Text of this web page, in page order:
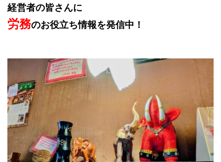
経営者の皆さんに
労務のお役立ち情報を発信中！